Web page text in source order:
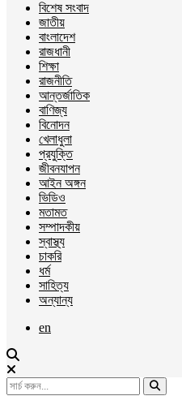
বিশেষ সংবাদ
জাতীয়
বাংলাদেশ
রাজধানী
শিক্ষা
রাজনীতি
আন্তর্জাতিক
বাণিজ্য
বিনোদন
খেলাধুলা
প্রযুক্তি
জীবনযাপন
আইন অঙ্গন
ভিডিও
মতামত
সম্পাদকীয়
স্বাস্থ্য
চাকরি
ধর্ম
সাহিত্য
অন্যান্য
en